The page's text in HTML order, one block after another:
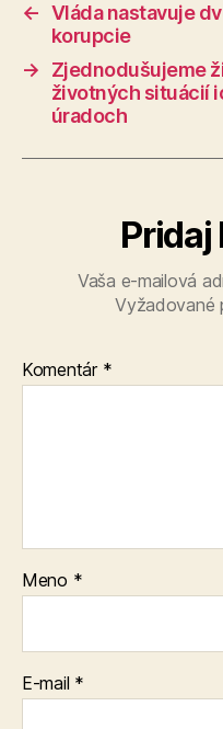
← Vláda nastavuje
korupcie
→
Zjednodušujeme
životných situácií
úradoch
Pridaj
Vaša e-mailová
Vyžadované
Komentár *
Meno *
E-mail *